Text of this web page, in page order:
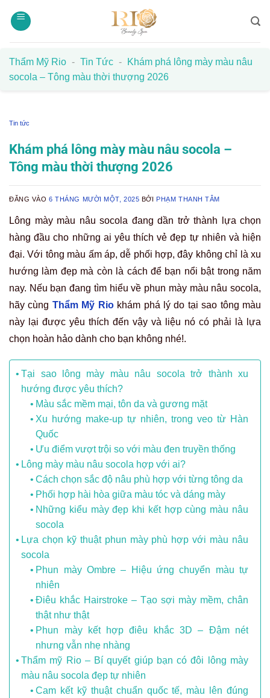
qua
Thẩm Mỹ Rio - Tin Tức -
Khám phá lông mày màu nâu
socola – Tông màu thời thượng 2026
Tin tức
Khám phá lông mày màu nâu socola –
Tông màu thời thượng 2026
ĐĂNG VÀO6 THÁNG MƯỜI MỘT, 2025 BỞI PHẠM THANH TÂM
Lông mày màu nâu socola đang dần trở thành lựa chọn
hàng đầu cho những ai yêu thích vẻ đẹp tự nhiên và hiện
đại. Với tông màu ấm áp, dễ phối hợp, đây không chỉ là xu
hướng làm đẹp mà còn là cách để bạn nổi bật trong năm
nay. Nếu bạn đang tìm hiểu về phun mày màu nâu socola,
hãy cùng Thẩm Mỹ Riokhám phá lý do tại sao tông màu
này lại được yêu thích đến vậy và liệu nó có phải là lựa
chọn hoàn hảo dành cho bạn không nhé!.
Tại sao lông mày màu nâu socola trở thành xu
hướng được yêu thích?
Màu sắc mềm mại, tôn da và gương mặt
Xu hướng make-up tự nhiên, trong veo từ Hàn
Quốc
Ưu điểm vượt trội so với màu đen truyền thống
Lông mày màu nâu socola hợp với ai?
Cách chọn sắc độ nâu phù hợp với từng tông da
Phối hợp hài hòa giữa màu tóc và dáng mày
Những kiểu mày đẹp khi kết hợp cùng màu nâu
socola
Lựa chọn kỹ thuật phun mày phù hợp với màu nâu
socola
Phun mày Ombre – Hiệu ứng chuyển màu tự
nhiên
Điêu khắc Hairstroke – Tạo sợi mày mềm, chân
thật như thật
Phun mày kết hợp điêu khắc 3D – Đậm nét
nhưng vẫn nhẹ nhàng
Thẩm mỹ Rio – Bí quyết giúp bạn có đôi lông mày
màu nâu socola đẹp tự nhiên
Cam kết kỹ thuật chuẩn quốc tế, màu lên đúng